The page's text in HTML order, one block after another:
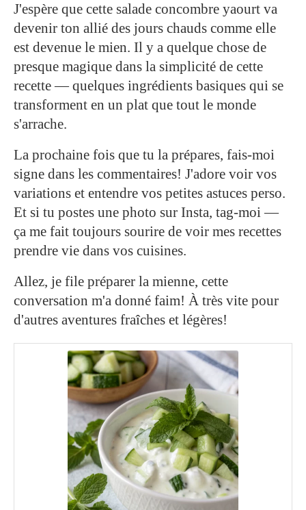
J'espère que cette salade concombre yaourt va
devenir ton allié des jours chauds comme elle
est devenue le mien. Il y a quelque chose de
presque magique dans la simplicité de cette
recette — quelques ingrédients basiques qui se
transforment en un plat que tout le monde
s'arrache.
La prochaine fois que tu la prépares, fais-moi
signe dans les commentaires! J'adore voir vos
variations et entendre vos petites astuces perso.
Et si tu postes une photo sur Insta, tag-moi —
ça me fait toujours sourire de voir mes recettes
prendre vie dans vos cuisines.
Allez, je file préparer la mienne, cette
conversation m'a donné faim! À très vite pour
d'autres aventures fraîches et légères!